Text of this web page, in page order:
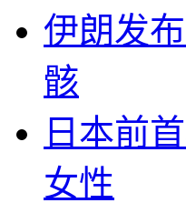
伊朗发
骸
日本前
女性